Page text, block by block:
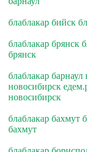
блаблакар бийск
блаблакар брянск
брянск
блаблакар
новосибирск
новосибирск
блаблакар бахмут
бахмут